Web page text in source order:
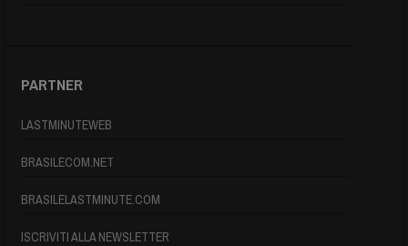
PARTNER
LASTMINUTEWEB
BRASILECOM.NET
BRASILELASTMINUTE.COM
ISCRIVITI ALLA NEWSLETTER